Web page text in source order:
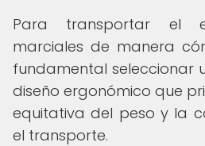
Para transportar el
marciales de manera
fundamental seleccionar
diseño ergonómico que
equitativa del peso y la
el transporte.